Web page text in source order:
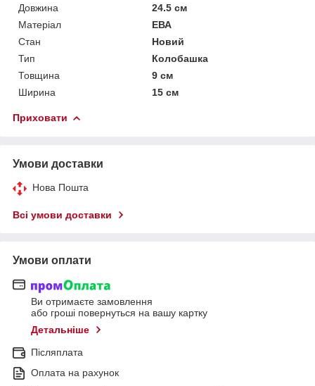
Довжина
24.5 см
Матеріал
ЕВА
Стан
Новий
Тип
Колобашка
Товщина
9 см
Ширина
15 см
Приховати
Умови доставки
Нова Пошта
Всі умови доставки
Умови оплати
Ви отримаєте замовлення
або гроші повернуться на вашу картку
Детальніше
Післяплата
Оплата на рахунок